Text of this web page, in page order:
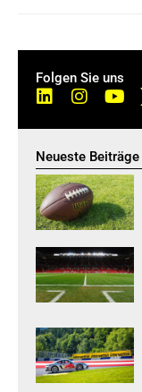
Folgen Sie uns
Neueste Beiträge